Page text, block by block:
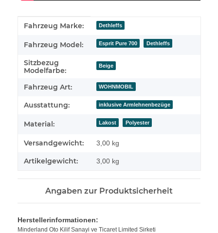
Produkteigenschaft
Wert
Fahrzeug Marke: Dethleffs
Fahrzeug Model: Esprit Pure 700 Dethleffs
Sitzbezug
Modelfarbe:
Beige
Fahrzeug Art: WOHNMOBIL
Ausstattung: inklusive Armlehnenbezüge
Material: Lakost Polyester
Versandgewicht: 3,00 kg
Artikelgewicht: 3,00 kg
Angaben zur Produktsicherheit
Herstellerinformationen:
Minderland Oto Kilif Sanayi ve Ticaret Limited Sirketi